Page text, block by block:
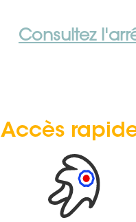
Consultez
Accès